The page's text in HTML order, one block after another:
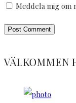
Meddela mig om
VÄLKOMMEN